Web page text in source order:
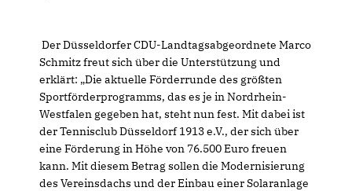
Der Düsseldorfer CDU-Landtagsabgeordnete Marco
Schmitz freut sich über die Unterstützung und
erklärt: „Die aktuelle Förderrunde des größten
Sportförderprogramms, das es je in Nordrhein-
Westfalen gegeben hat, steht nun fest. Mit dabei ist
der Tennisclub Düsseldorf 1913 e.V., der sich über
eine Förderung in Höhe von 76.500 Euro freuen
kann. Mit diesem Betrag sollen die Modernisierung
des Vereinsdachs und der Einbau einer Solaranlage